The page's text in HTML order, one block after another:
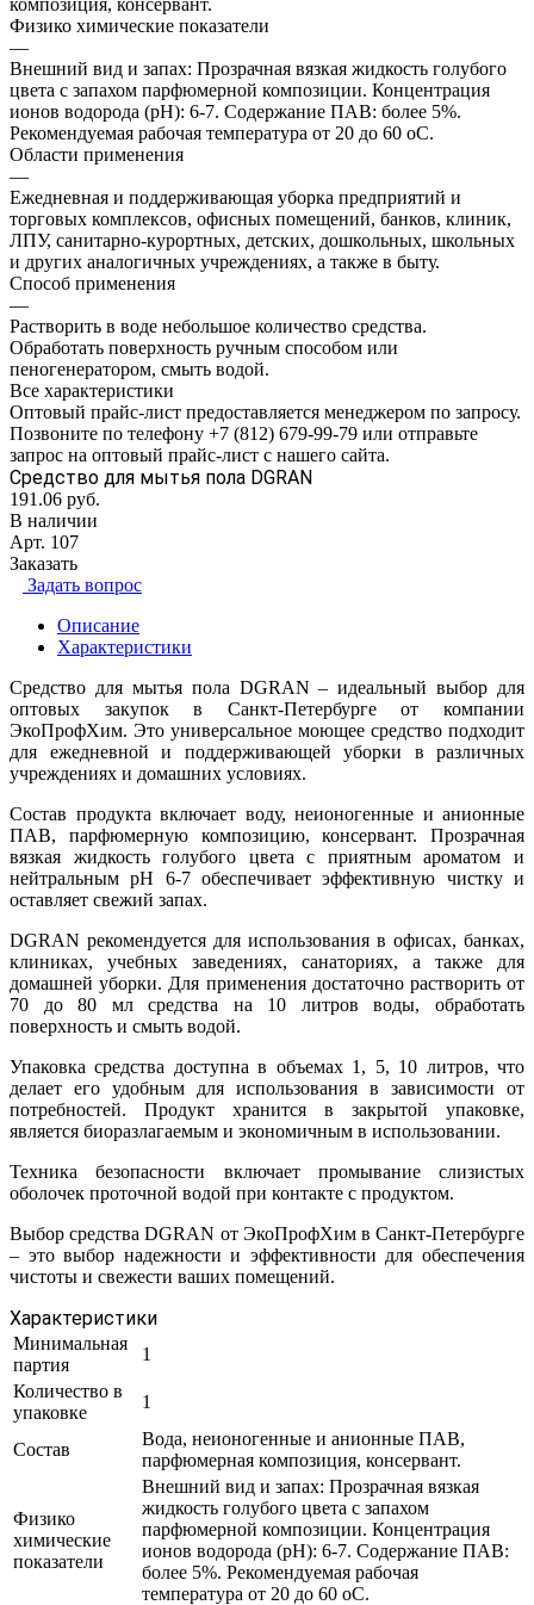
Физико химические показатели
—
Внешний вид и запах: Прозрачная вязкая жидкость голубого
цвета с запахом парфюмерной композиции. Концентрация
ионов водорода (рН): 6-7. Содержание ПАВ: более 5%.
Рекомендуемая рабочая температура от 20 до 60 оС.
Области применения
—
Ежедневная и поддерживающая уборка предприятий и
торговых комплексов, офисных помещений, банков, клиник,
ЛПУ, санитарно-курортных, детских, дошкольных, школьных
и других аналогичных учреждениях, а также в быту.
Способ применения
—
Растворить в воде небольшое количество средства.
Обработать поверхность ручным способом или
пеногенератором, смыть водой.
Все характеристики
Оптовый прайс-лист предоставляется менеджером по запросу.
Позвоните по телефону +7 (812) 679-99-79 или отправьте
запрос на оптовый прайс-лист с нашего сайта.
Средство для мытья пола DGRAN
191.06 руб.
В наличии
Арт. 107
Заказать
Задать вопрос
Описание
Характеристики
Средство для мытья пола DGRAN – идеальный выбор для
оптовых закупок в Санкт-Петербурге от компании
ЭкоПрофХим. Это универсальное моющее средство подходит
для ежедневной и поддерживающей уборки в различных
учреждениях и домашних условиях.
Состав продукта включает воду, неионогенные и анионные
ПАВ, парфюмерную композицию, консервант. Прозрачная
вязкая жидкость голубого цвета с приятным ароматом и
нейтральным рН 6-7 обеспечивает эффективную чистку и
оставляет свежий запах.
DGRAN рекомендуется для использования в офисах, банках,
клиниках, учебных заведениях, санаториях, а также для
домашней уборки. Для применения достаточно растворить от
70 до 80 мл средства на 10 литров воды, обработать
поверхность и смыть водой.
Упаковка средства доступна в объемах 1, 5, 10 литров, что
делает его удобным для использования в зависимости от
потребностей. Продукт хранится в закрытой упаковке,
является биоразлагаемым и экономичным в использовании.
Техника безопасности включает промывание слизистых
оболочек проточной водой при контакте с продуктом.
Выбор средства DGRAN от ЭкоПрофХим в Санкт-Петербурге
– это выбор надежности и эффективности для обеспечения
чистоты и свежести ваших помещений.
Характеристики
Минимальная
партия
1
Количество в
упаковке
1
Состав
Вода, неионогенные и анионные ПАВ,
парфюмерная композиция, консервант.
Физико
химические
показатели
Внешний вид и запах: Прозрачная вязкая
жидкость голубого цвета с запахом
парфюмерной композиции. Концентрация
ионов водорода (рН): 6-7. Содержание ПАВ:
более 5%. Рекомендуемая рабочая
температура от 20 до 60 оС.